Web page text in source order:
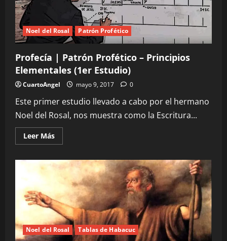
Patrón
Profético
(2do
Estudio)
Noel del Rosal Patrón Profético
Profecía | Patrón Profético – Principios
Elementales (1er Estudio)
CuartoAngel mayo 9, 2017 0
Este primer estudio llevado a cabo por el hermano
Noel del Rosal, nos muestra como la Escritura...
Leer MásLeer
más
Profecía
Patrón
Profético
–
Principios
Elementales
(1er
Estudio)
Noel del Rosal Tablas de Habacuc